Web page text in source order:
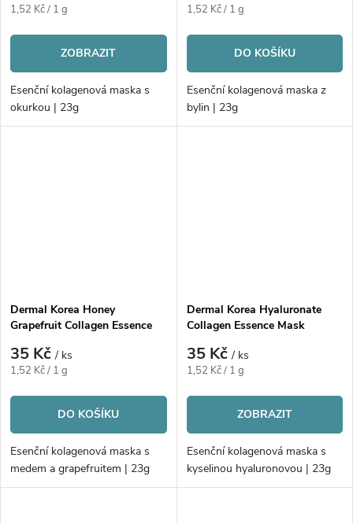
Měrná
1,52 Kč / 1 g
ZOBRAZIT
Esenční kolagenová maska s
okurkou | 23g
Měrná
1,52 Kč / 1 g
DO KOŠÍKU
Esenční kolagenová maska z
bylin | 23g
Dermal Korea Honey
Grapefruit Collagen Essence
35 Kč/ ks
Měrná
1,52 Kč / 1 g
DO KOŠÍKU
Esenční kolagenová maska s
medem a grapefruitem | 23g
Dermal Korea Hyaluronate
Collagen Essence Mask
35 Kč/ ks
Měrná
1,52 Kč / 1 g
ZOBRAZIT
Esenční kolagenová maska s
kyselinou hyaluronovou | 23g